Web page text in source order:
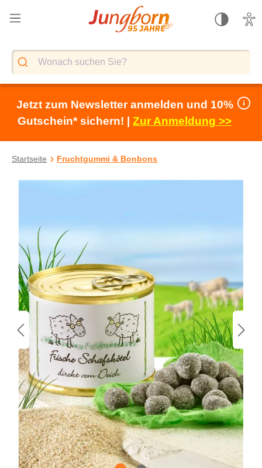
springen
Jetzt zum Newsletter anmelden und 10%
Gutschein* sichern! | Zur Anmeldung >>
Startseite Fruchtgummi & Bonbons